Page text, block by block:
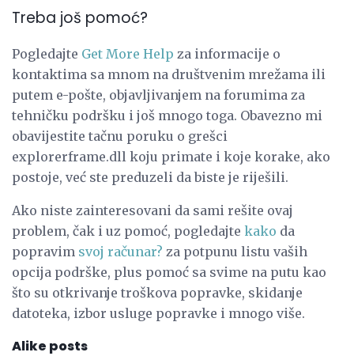
Treba još pomoć?
Pogledajte Get More Help za informacije o
kontaktima sa mnom na društvenim mrežama ili
putem e-pošte, objavljivanjem na forumima za
tehničku podršku i još mnogo toga. Obavezno mi
obavijestite tačnu poruku o grešci
explorerframe.dll koju primate i koje korake, ako
postoje, već ste preduzeli da biste je riješili.
Ako niste zainteresovani da sami rešite ovaj
problem, čak i uz pomoć, pogledajte kako da
popravim svoj računar? za potpunu listu vaših
opcija podrške, plus pomoć sa svime na putu kao
što su otkrivanje troškova popravke, skidanje
datoteka, izbor usluge popravke i mnogo više.
Alike posts